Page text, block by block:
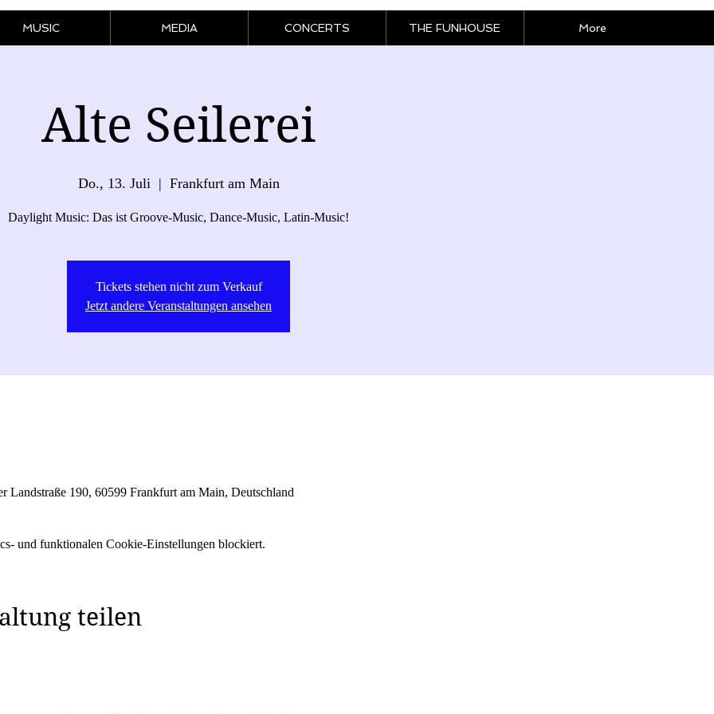
MUSIC MEDIA CONCERTS THE FUNHOUSE More
Alte Seilerei
Do., 13. Juli
  |
Frankfurt am Main
Daylight Music: Das ist Groove-Music, Dance-Music, Latin-Music!
Tickets stehen nicht zum Verkauf
Jetzt andere Veranstaltungen ansehen
Landstraße 190, 60599 Frankfurt am Main, Deutschland
und funktionalen Cookie-Einstellungen blockiert.
teilen